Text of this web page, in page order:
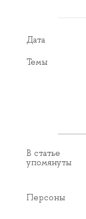
Дата
Темы
В статье
упомянуты
Персоны